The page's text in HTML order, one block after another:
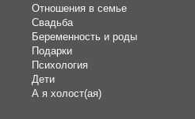
Отношения в семье
Свадьба
Беременность и роды
Подарки
Психология
Дети
А я холост(ая)